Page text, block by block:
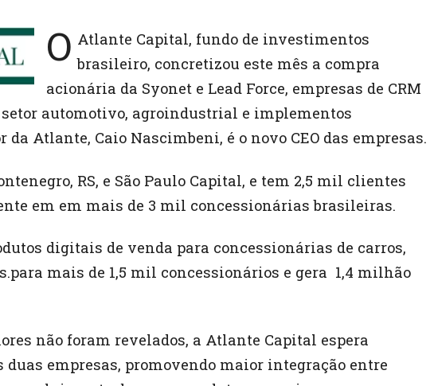
O Atlante Capital, fundo de investimentos
brasileiro, concretizou este mês a compra
acionária da Syonet e Lead Force, empresas de CRM
automotivo, agroindustrial e implementos
Atlante, Caio Nascimbeni, é o novo CEO das empresas.
RS, e São Paulo Capital, e tem 2,5 mil clientes
em em mais de 3 mil concessionárias brasileiras.
digitais de venda para concessionárias de carros,
mais de 1,5 mil concessionários e gera 1,4 milhão
não foram revelados, a Atlante Capital espera
duas empresas, promovendo maior integração entre